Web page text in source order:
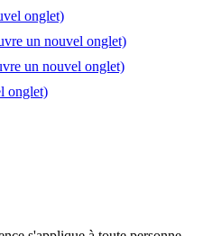
onglet)
un nouvel onglet)
un nouvel onglet)
onglet)